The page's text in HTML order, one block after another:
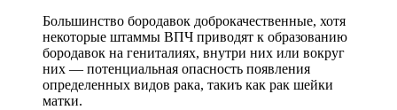
Большинство бородавок доброкачественные, хотя
некоторые штаммы ВПЧ приводят к образованию
бородавок на гениталиях, внутри них или вокруг
них — потенциальная опасность появления
определенных видов рака, такиъ как рак шейки
матки.